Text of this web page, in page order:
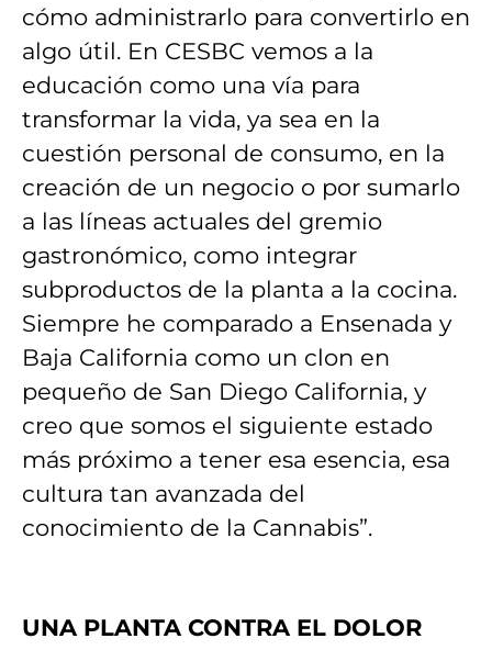
cómo administrarlo para convertirlo en
algo útil. En CESBC vemos a la
educación como una vía para
transformar la vida, ya sea en la
cuestión personal de consumo, en la
creación de un negocio o por sumarlo
a las líneas actuales del gremio
gastronómico, como integrar
subproductos de la planta a la cocina.
Siempre he comparado a Ensenada y
Baja California como un clon en
pequeño de San Diego California, y
creo que somos el siguiente estado
más próximo a tener esa esencia, esa
cultura tan avanzada del
conocimiento de la Cannabis”.
UNA PLANTA CONTRA EL DOLOR